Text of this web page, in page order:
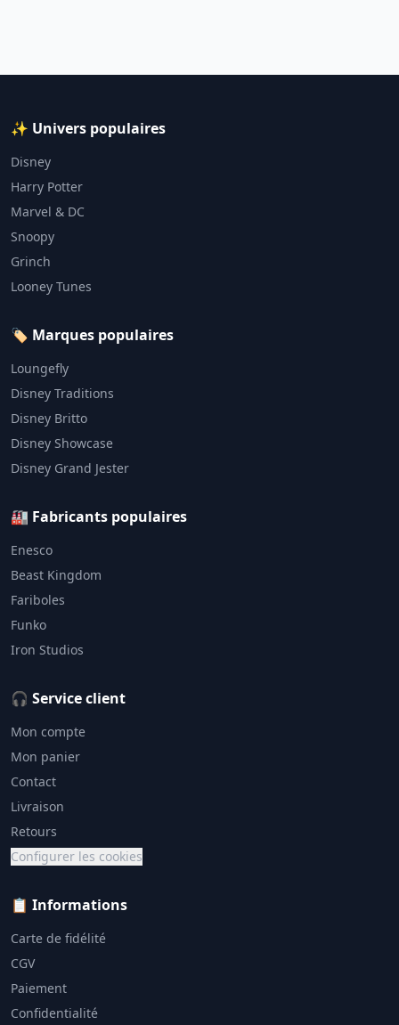
✨ Univers populaires
Disney
Harry Potter
Marvel & DC
Snoopy
Grinch
Looney Tunes
🏷️ Marques populaires
Loungefly
Disney Traditions
Disney Britto
Disney Showcase
Disney Grand Jester
🏭 Fabricants populaires
Enesco
Beast Kingdom
Fariboles
Funko
Iron Studios
🎧 Service client
Mon compte
Mon panier
Contact
Livraison
Retours
Configurer les cookies
📋 Informations
Carte de fidélité
CGV
Paiement
Confidentialité